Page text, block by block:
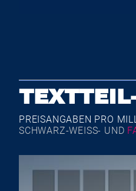
PREISANGABEN PRO
SCHWARZ-WEISS- UND